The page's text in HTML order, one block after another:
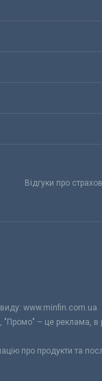
Відгуки про
виду: www.minfin.com.ua
– це реклама, в
про продукти та